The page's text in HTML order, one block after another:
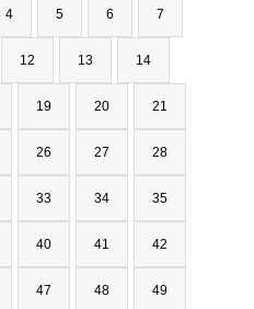
4 5 6 7
12 13 14
19 20 21
26 27 28
33 34 35
40 41 42
47 48 49